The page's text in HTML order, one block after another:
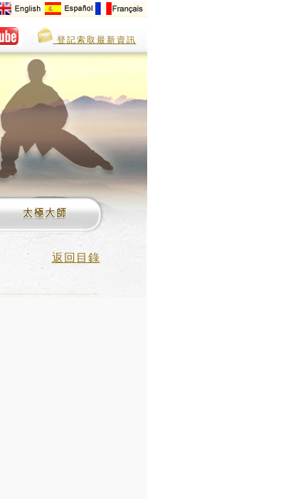
登記索取最新資訊
返回目錄